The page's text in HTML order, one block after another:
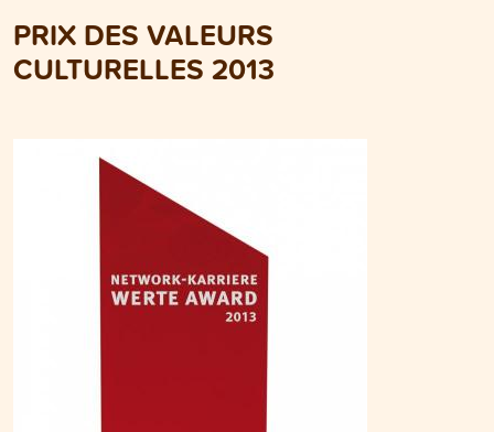
PRIX DES VALEURS
CULTURELLES 2013